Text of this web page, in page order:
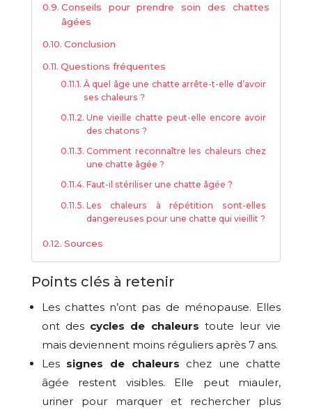
Conseils pour prendre soin des chattes
âgées
Conclusion
Questions fréquentes
À quel âge une chatte arrête-t-elle d’avoir
ses chaleurs ?
Une vieille chatte peut-elle encore avoir
des chatons ?
Comment reconnaître les chaleurs chez
une chatte âgée ?
Faut-il stériliser une chatte âgée ?
Les chaleurs à répétition sont-elles
dangereuses pour une chatte qui vieillit ?
Sources
Points clés à retenir
Les chattes n’ont pas de ménopause. Elles
ont des cycles de chaleurs toute leur vie
mais deviennent moins réguliers après 7 ans.
Les signes de chaleurs chez une chatte
âgée restent visibles. Elle peut miauler,
uriner pour marquer et rechercher plus